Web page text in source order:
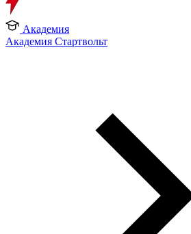
Академия
Академия Стартвольт